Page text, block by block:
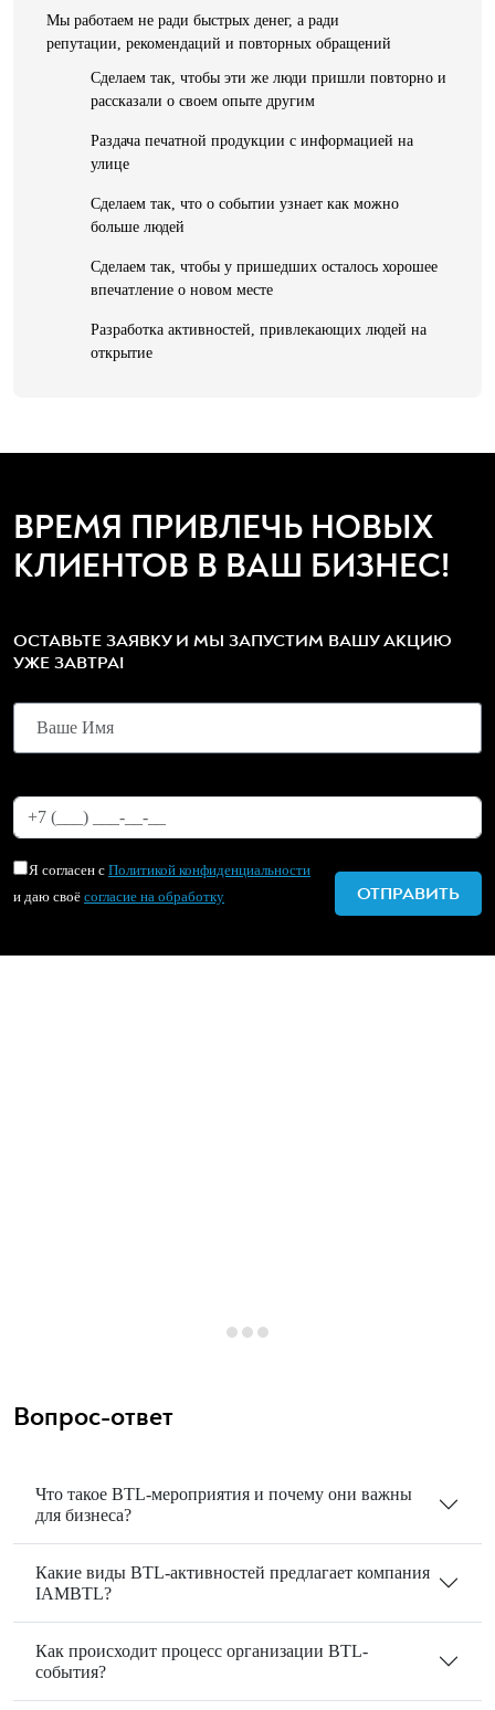
Мы работаем не ради быстрых денег, а ради
репутации, рекомендаций и повторных обращений
Сделаем так, чтобы эти же люди пришли повторно и
рассказали о своем опыте другим
Раздача печатной продукции с информацией на
улице
Сделаем так, что о событии узнает как можно
больше людей
Сделаем так, чтобы у пришедших осталось хорошее
впечатление о новом месте
Разработка активностей, привлекающих людей на
открытие
ВРЕМЯ ПРИВЛЕЧЬ НОВЫХ
КЛИЕНТОВ В ВАШ БИЗНЕС!
ОСТАВЬТЕ ЗАЯВКУ И МЫ ЗАПУСТИМ ВАШУ АКЦИЮ
УЖЕ ЗАВТРА!
Я согласен с Политикой конфиденциальности
и даю своё согласие на обработку
Вопрос-ответ
Что такое BTL-мероприятия и почему они важны
для бизнеса?
Какие виды BTL-активностей предлагает компания
IAMBTL?
Как происходит процесс организации BTL-
события?